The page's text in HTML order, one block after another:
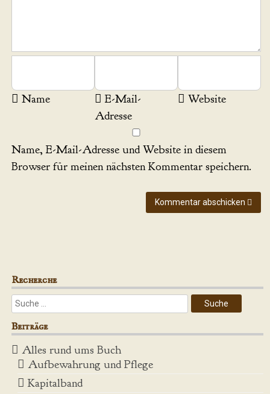
Name
E-Mail-
Adresse
Website
Name, E-Mail-Adresse und Website in diesem
Browser für meinen nächsten Kommentar speichern.
Kommentar abschicken
Recherche
Beiträge
Alles rund ums Buch
Aufbewahrung und Pflege
Kapitalband